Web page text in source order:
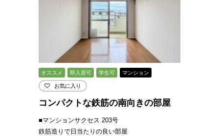
オススメ 即入居可 学生可 マンション
お気に入り
コンパクトな鉄筋の南向きの部屋
■マンションサクセス 203号
鉄筋造りで日当たりの良い部屋